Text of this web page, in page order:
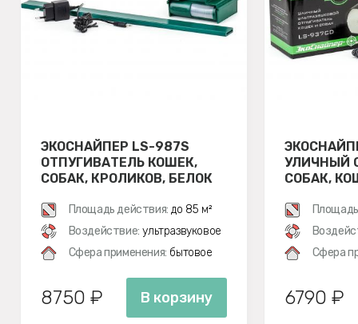
ЭКОСНАЙПЕР LS-987S
ОТПУГИВАТЕЛЬ КОШЕК,
СОБАК, КРОЛИКОВ, БЕЛОК
Площадь действия: до 85 м²
Воздействие: ультразвуковое
Сфера применения: бытовое
8750 ₽ В корзину
УЛИЧНЫЙ
СОБАК,
Сфера
6790 ₽